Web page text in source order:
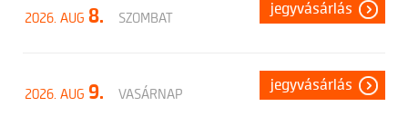
2026. AUG 8. SZOMBAT
jegyvásárlás
2026. AUG 9. VASÁRNAP
jegyvásárlás